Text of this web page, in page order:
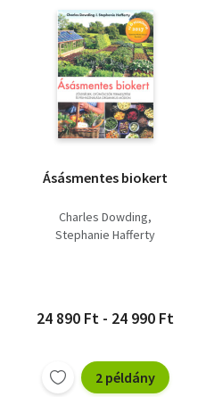
Ásásmentes biokert
Charles Dowding
Stephanie Hafferty
24 890 Ft - 24 990 Ft
2 példány